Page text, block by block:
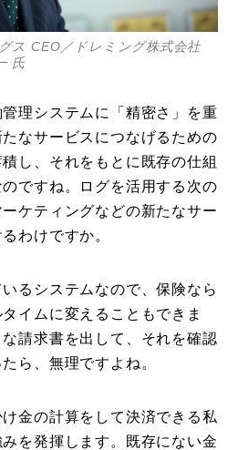
ス CEO／ドレミング株式会社
氏
理システムに「精密さ」を重
なサービスにつなげるための
し、それをもとに既存の仕組
ですね。ログを活用する次の
ケティングなどの新たなサー
わけですか。
るシステムなので、保険なら
イムに変えることもできま
請求書を出して、それを確認
ら、無理ですよね。
金の計算をして決済できる私
を発揮します。既存にない金